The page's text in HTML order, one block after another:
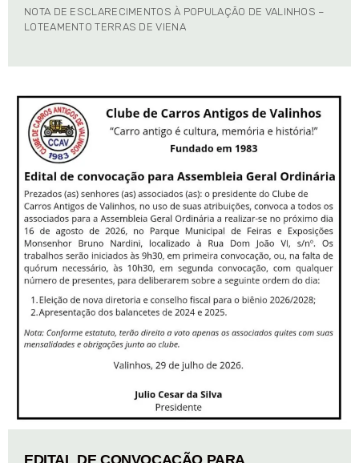
NOTA DE ESCLARECIMENTOS À POPULAÇÃO DE VALINHOS –
LOTEAMENTO TERRAS DE VIENA